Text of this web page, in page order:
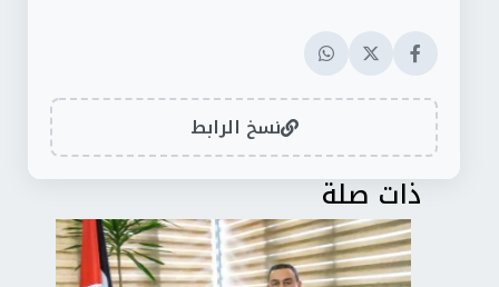
نسخ الرابط
ذات صلة